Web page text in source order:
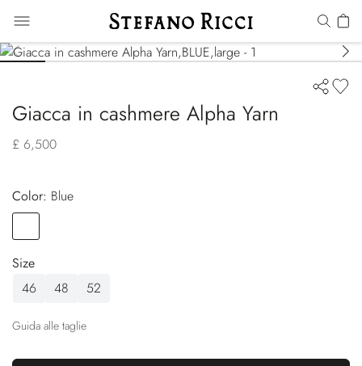
Giacca in cashmere Alpha Yarn
£ 6,500
Color:
blue
Size
46
48 52
Guida alle taglie